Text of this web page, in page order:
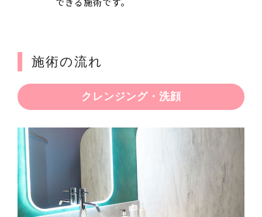
施術の流れ
クレンジング・洗顔